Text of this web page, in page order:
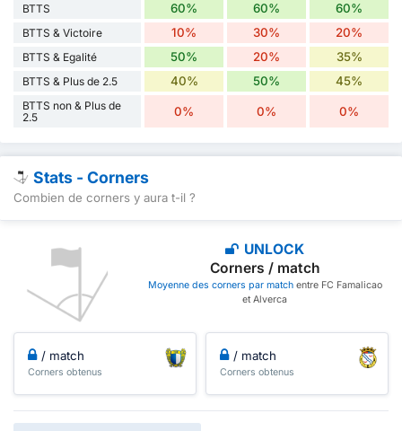
BTTS 60% 60% 60%
BTTS & Victoire 10% 30% 20%
BTTS & Egalité 50% 20% 35%
BTTS & Plus de 2.5 40% 50% 45%
BTTS non & Plus de
2.5
0% 0% 0%
Stats - Corners
Combien de corners y aura t-il ?
UNLOCK
Corners / match
Moyenne des corners par matchentre FC Famalicao
et Alverca
/ match
Corners obtenus
/ match
Corners obtenus